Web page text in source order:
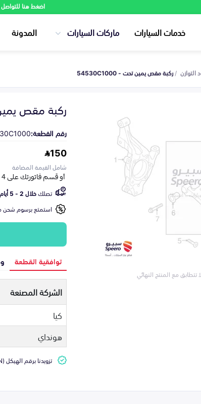
اضغط هنا للتواصل
خدمات السيارات ماركات السيارات المدونة
ركبة مقص يمين تحت - 54530C1000
تتطابق مع المنتج النهائي
ركبة مقص يمين
رقم القطعة:
150
شامل القيمة المضافة
تصلكخلال 2 - 5 أيام عمل
استمتع برسوم شحن
توافقية القطعة
الشركة المصنعة
كيا
هونداي
تزويدنا برقم الهيكل (VIN) في صفحة السلة يضمن التطابق التام للقطعة مع سيارتك